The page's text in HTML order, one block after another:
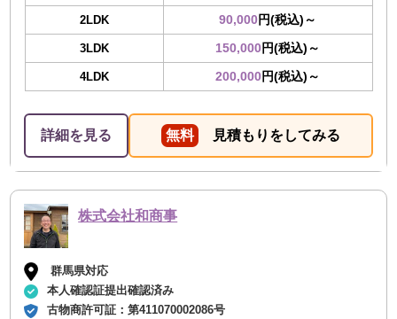
2LDK 90,000円(税込)～
3LDK 150,000円(税込)～
4LDK 200,000円(税込)～
詳細を見る 無料 見積もりをしてみる
株式会社和商事
群馬県対応
本人確認証提出確認済み
古物商許可証：第411070002086号